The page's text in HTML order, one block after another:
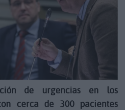
de urgencias en los
cerca de 300 pacientes